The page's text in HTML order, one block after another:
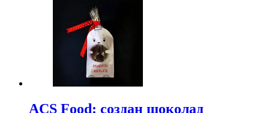
ACS Food: создан шоколад